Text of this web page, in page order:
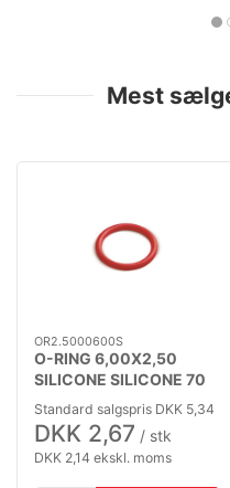
Mest
OR2.5000600S
O-RING 6,00X2,50
SILICONE SILICONE 70
SHORE
Standard salgspris DKK 5,34
DKK 2,67 / stk
DKK 2,14 ekskl. moms